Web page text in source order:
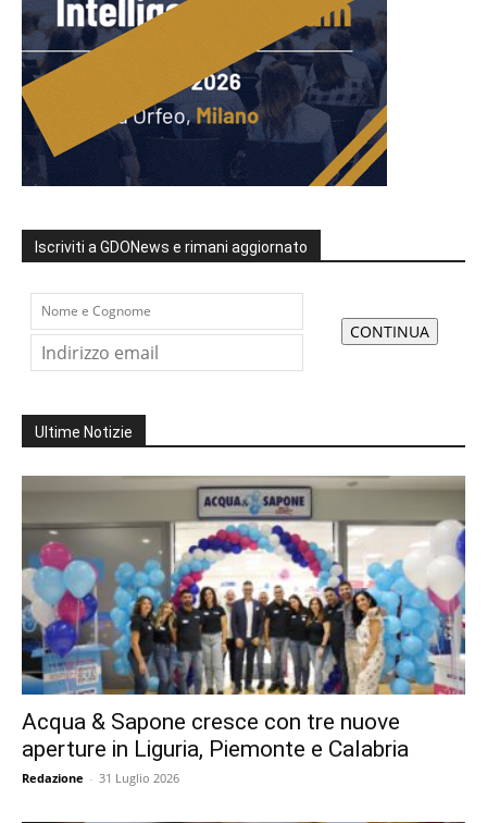
Iscriviti a GDONews e rimani aggiornato
Ultime Notizie
Acqua & Sapone cresce con tre nuove
aperture in Liguria, Piemonte e Calabria
Redazione - 31 Luglio 2026